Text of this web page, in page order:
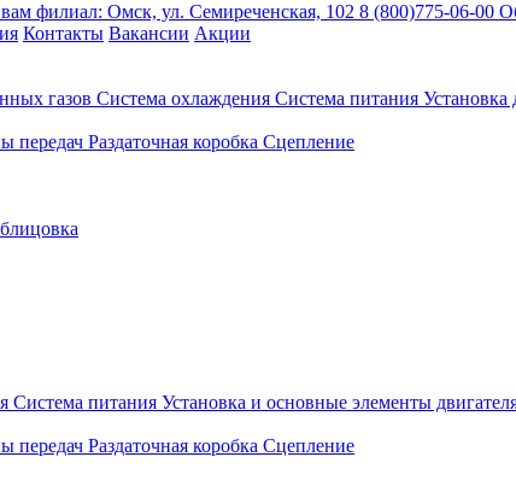
филиал: Омск, ул. Семиреченская, 102 8 (800)775-06-00
Контакты Вакансии Акции
газов Система охлаждения Система питания Установка
передач Раздаточная коробка Сцепление
Система питания Установка и основные элементы
передач Раздаточная коробка Сцепление